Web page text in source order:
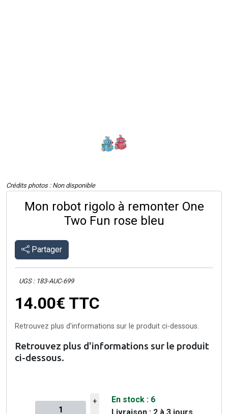
Crédits photos : Non disponible
Mon robot rigolo à remonter One
Two Fun rose bleu
Partager
UGS : 183-AUC-699
14.00€ TTC
Retrouvez plus d'informations sur le produit ci-dessous.
Retrouvez plus d'informations sur le produit
ci-dessous.
+
En stock : 6